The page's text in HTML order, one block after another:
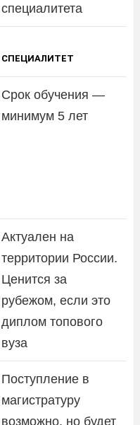
специалитета
СПЕЦИАЛИТЕТ
Срок обучения —
минимум 5 лет
Актуален на
территории России.
Ценится за
рубежом, если это
диплом топового
вуза
Поступление в
магистратуру
возможно, но будет